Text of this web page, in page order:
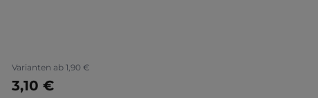
Varianten ab1,90 €
3,10 €
Details